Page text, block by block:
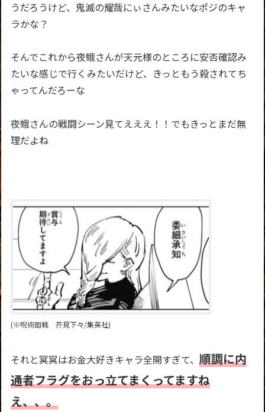
うだろうけど、鬼滅の耀哉にぃさんみたいなポジのキャ
ラかな？
そんでこれから夜蛾さんが天元様のところに安否確認み
たいな感じで行くみたいだけど、きっともう殺されてち
ゃってんだろーな
夜蛾さんの戦闘シーン見てえええ！！でもきっとまだ無
理だよね
(※呪術廻戦 芥見下々/集英社)
それと冥冥はお金大好きキャラ全開すぎて、順調に内
通者フラグをおっ立てまくってますね
え、、。